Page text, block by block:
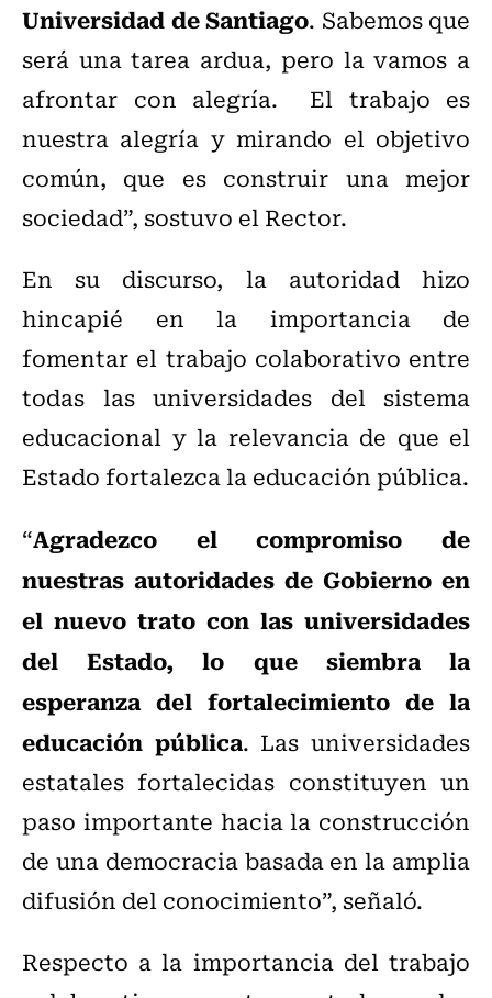
Universidad de Santiago. Sabemos que
será una tarea ardua, pero la vamos a
afrontar con alegría. El trabajo es
nuestra alegría y mirando el objetivo
común, que es construir una mejor
sociedad”, sostuvo el Rector.
En su discurso, la autoridad hizo
hincapié en la importancia de
fomentar el trabajo colaborativo entre
todas las universidades del sistema
educacional y la relevancia de que el
Estado fortalezca la educación pública.
“Agradezco el compromiso de
nuestras autoridades de Gobierno en
el nuevo trato con las universidades
del Estado, lo que siembra la
esperanza del fortalecimiento de la
educación pública. Las universidades
estatales fortalecidas constituyen un
paso importante hacia la construcción
de una democracia basada en la amplia
difusión del conocimiento”, señaló.
Respecto a la importancia del trabajo